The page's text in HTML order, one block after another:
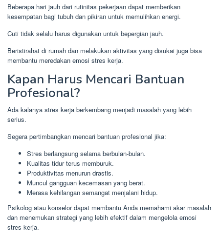
Beberapa hari jauh dari rutinitas pekerjaan dapat memberikan
kesempatan bagi tubuh dan pikiran untuk memulihkan energi.
Cuti tidak selalu harus digunakan untuk bepergian jauh.
Beristirahat di rumah dan melakukan aktivitas yang disukai juga bisa
membantu meredakan emosi stres kerja.
Kapan Harus Mencari Bantuan
Profesional?
Ada kalanya stres kerja berkembang menjadi masalah yang lebih
serius.
Segera pertimbangkan mencari bantuan profesional jika:
Stres berlangsung selama berbulan-bulan.
Kualitas tidur terus memburuk.
Produktivitas menurun drastis.
Muncul gangguan kecemasan yang berat.
Merasa kehilangan semangat menjalani hidup.
Psikolog atau konselor dapat membantu Anda memahami akar masalah
dan menemukan strategi yang lebih efektif dalam mengelola emosi
stres kerja.